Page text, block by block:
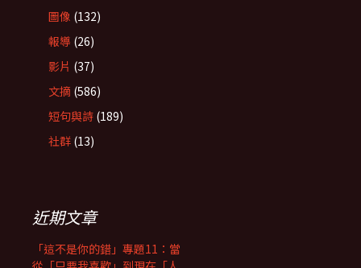
圖像 (132)
報導 (26)
影片 (37)
文摘 (586)
短句與詩 (189)
社群 (13)
近期文章
「這不是你的錯」專題11：當